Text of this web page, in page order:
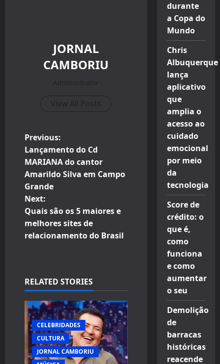
JORNAL
CAMBORIU
Administrator
View All Posts
P
o
s
t
n
a
i
g
a
t
Previous:
Lançamento do Cd
MARIANA do cantor
Amarildo Silva em Campo
Grande
Next:
Quais são os 5 maiores e
melhores sites de
relacionamento do Brasil
RELATED STORIES
CELEBRIDADES
CULTURA
JORNAL CAMBORIU
durante
a Copa do
Mundo
Chris
Albuquerque
lança
aplicativo
que
amplia o
acesso ao
cuidado
emocional
por meio
da
tecnologia
Score de
crédito: o
que é,
como
funciona
e como
aumentar
o seu
Demolição
de
barracas
históricas
reacende